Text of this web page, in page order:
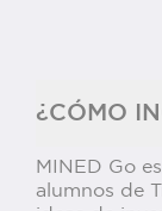
¿CÓMO
MINED Go
alumnos de